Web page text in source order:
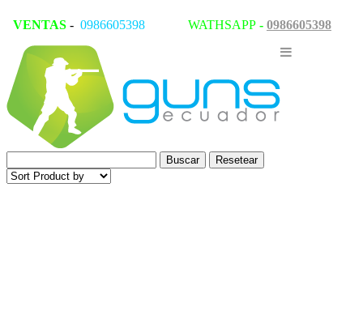
VENTAS - 0986605398 WATHSAPP - 0986605398